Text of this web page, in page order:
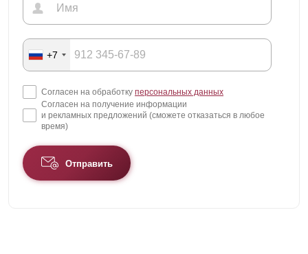
+7
Согласен на обработку персональных данных
Согласен на получение информации
и рекламных предложений (сможете отказаться в любое
время)
Отправить